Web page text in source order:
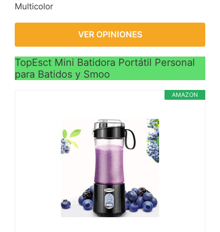
Multicolor
VER OPINIONES
TopEsct Mini Batidora Portátil Personal
para Batidos y Smoo
AMAZON